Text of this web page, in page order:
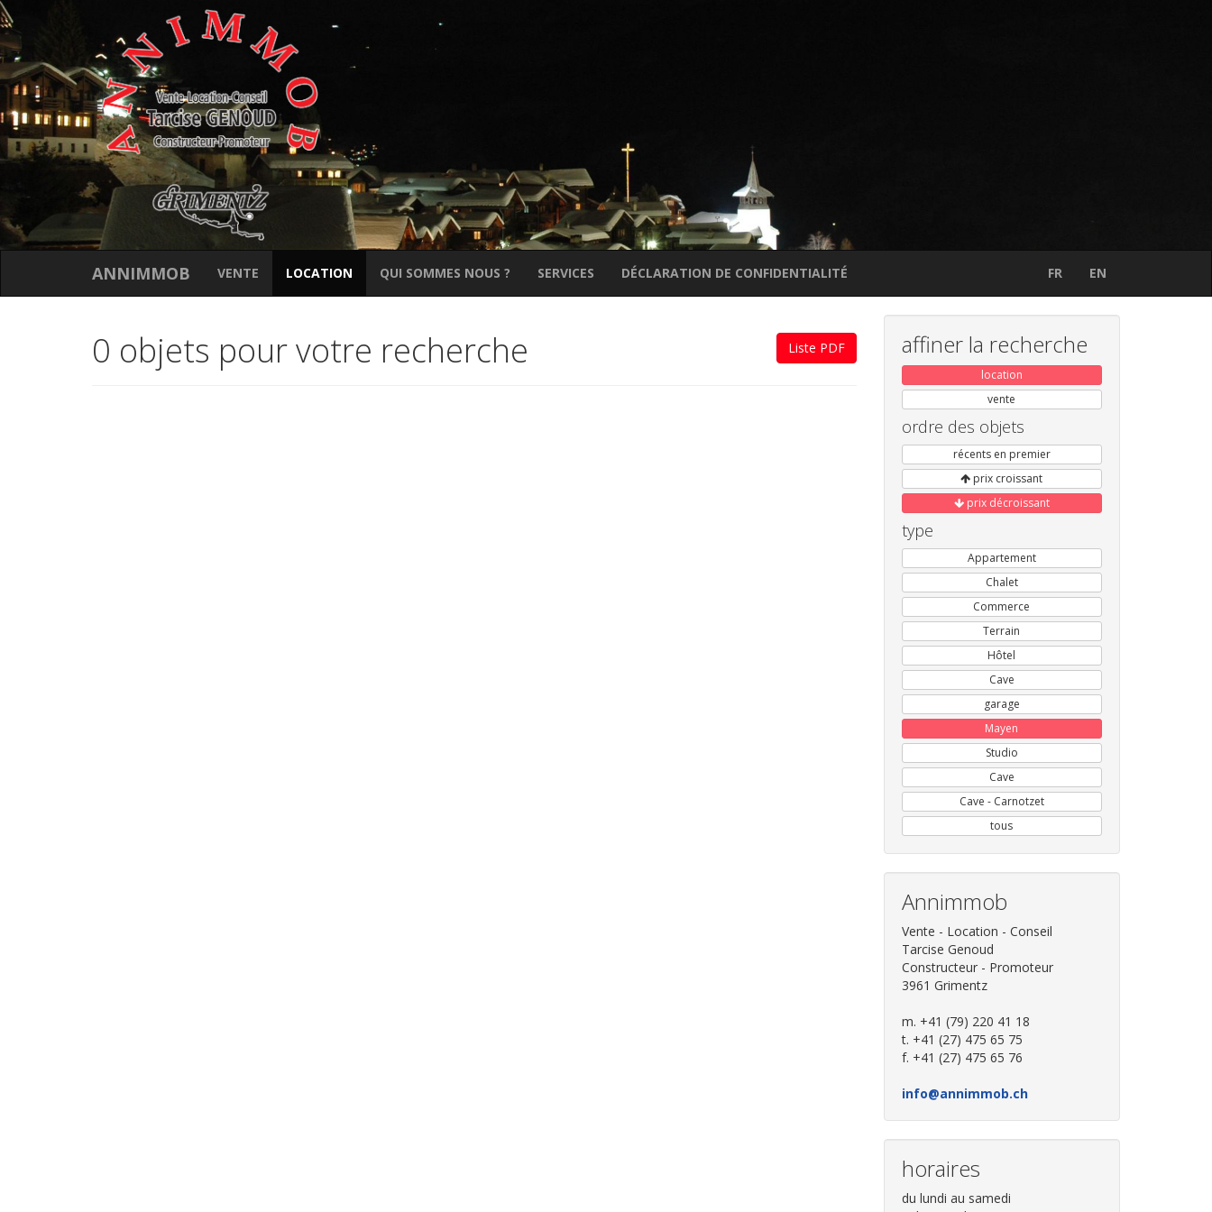
ANNIMMOB VENTE LOCATION QUI SOMMES NOUS ? SERVICES DÉCLARATION DE CONFIDENTIALITÉ FR EN
Liste PDF
0 objets pour votre recherche affiner la recherche
location
vente
ordre des objets
récents en premier
prix croissant
prix décroissant
type
Appartement
Chalet
Commerce
Terrain
Hôtel
Cave
garage
Mayen
Studio
Cave
Cave - Carnotzet
tous
Annimmob
Vente - Location - Conseil
Tarcise Genoud
Constructeur - Promoteur
3961 Grimentz
m. +41 (79) 220 41 18
t. +41 (27) 475 65 75
f. +41 (27) 475 65 76
info@annimmob.ch
horaires
du lundi au samedi